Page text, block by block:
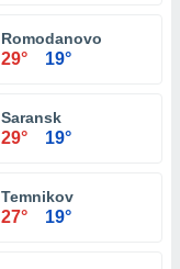
Romodanovo
29° 19°
Saransk
29° 19°
Temnikov
27° 19°